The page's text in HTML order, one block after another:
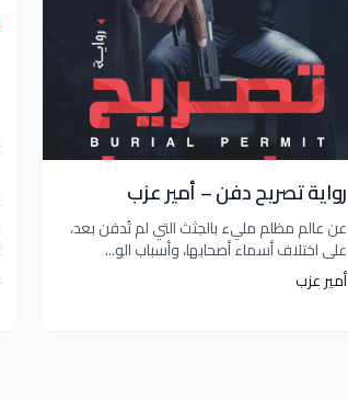
رواية تصريح دفن – أمير عزب
عن عالم مظلم مليء بالجثث التي لم تُدفن بعد،
على اختلاف أسماء أصحابها، وأسباب الو...
أمير عزب